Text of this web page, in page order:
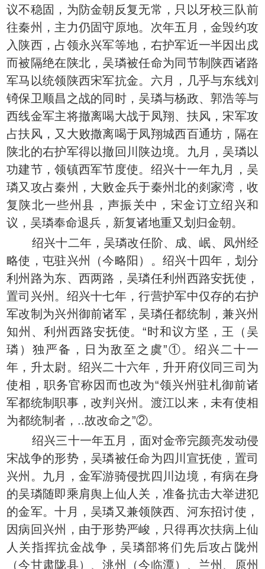
议不稳固，为防金朝反复无常，只以牙校三队前
往秦州，主力仍固守原地。次年五月，金毁约攻
入陕西，占领永兴军等地，右护军近一半因出戍
而被隔绝在陕北，吴璘被任命为同节制陕西诸路
军马以统领陕西宋军抗金。六月，几乎与东线刘
锜保卫顺昌之战的同时，吴璘与杨政、郭浩等与
西线金军主将撤离喝大战于凤翔、扶风，宋军攻
占扶风，又大败撒离喝于凤翔城西百通坊，隔在
陕北的右护军得以撤回川陕边境。九月，吴璘以
功建节，领镇西军节度使。绍兴十一年九月，吴
璘又攻占秦州，大败金兵于秦州北的剡家湾，收
复陕北一些州县，声振关中，宋金订立绍兴和
议，吴璘奉命退兵，新复诸地重又划归金朝。
绍兴十二年，吴璘改任阶、成、岷、凤州经
略使，屯驻兴州（今略阳）。绍兴十四年，划分
利州路为东、西两路，吴璘任利州西路安抚使，
置司兴州。绍兴十七年，行营护军中仅存的右护
军改制为兴州御前诸军，吴璘任都统制，兼兴州
知州、利州西路安抚使。“时和议方坚，王（吴
璘）独严备，日为敌至之虞”①。绍兴二十一
年，升太尉。绍兴二十六年，升开府仪同三司为
使相，职务官称因而也改为“领兴州驻札御前诸
军都统制职事，改判兴州。渡江以来，未有使相
为都统制者，..故改命之”②。
绍兴三十一年五月，面对金帝完颜亮发动侵
宋战争的形势，吴璘被任命为四川宣抚使，置司
兴州。九月，金军游骑侵扰四川边境，有病在身
的吴璘随即乘肩舆上仙人关，准备抗击大举进犯
的金军。十月，吴璘又兼领陕西、河东招讨使，
因病回兴州，由于形势严峻，只得再次扶病上仙
人关指挥抗金战争，吴璘部将们先后攻占陇州
（今甘肃陇县）、洮州（今临潭）、兰州、原州